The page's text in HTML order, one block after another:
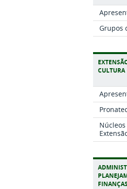
Grupos
CULTURA
Pronatec
FINANÇAS